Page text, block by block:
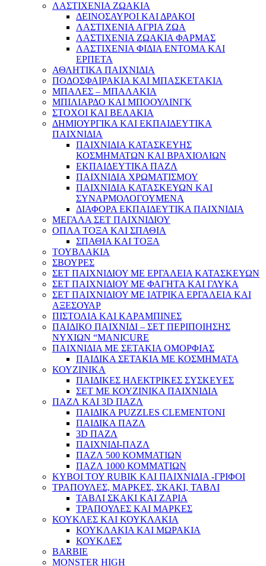
ΛΑΣΤΙΧΕΝΙΑ ΖΩΑΚΙΑ
ΔΕΙΝΟΣΑΥΡΟΙ ΚΑΙ ΔΡΑΚΟΙ
ΛΑΣΤΙΧΕΝΙΑ ΑΓΡΙΑ ΖΩΑ
ΛΑΣΤΙΧΕΝΙΑ ΖΩΑΚΙΑ ΦΑΡΜΑΣ
ΛΑΣΤΙΧΕΝΙΑ ΦΙΔΙΑ ΕΝΤΟΜΑ ΚΑΙ
ΕΡΠΕΤΑ
ΑΘΛΗΤΙΚΑ ΠΑΙΧΝΙΔΙΑ
ΠΟΔΟΣΦΑΙΡΑΚΙΑ ΚΑΙ ΜΠΑΣΚΕΤΑΚΙΑ
ΜΠΑΛΕΣ – ΜΠΑΛΑΚΙΑ
ΜΠΙΛΙΑΡΔΟ ΚΑΙ ΜΠΟΟΥΛΙΝΓΚ
ΣΤΟΧΟΙ ΚΑΙ ΒΕΛΑΚΙΑ
ΔΗΜΙΟΥΡΓΙΚΑ ΚΑΙ ΕΚΠΑΙΔΕΥΤΙΚΑ
ΠΑΙΧΝΙΔΙΑ
ΠΑΙΧΝΙΔΙΑ ΚΑΤΑΣΚΕΥΗΣ
ΚΟΣΜΗΜΑΤΩΝ ΚΑΙ ΒΡΑΧΙΟΛΙΩΝ
ΕΚΠΑΙΔΕΥΤΙΚΑ ΠΑΖΛ
ΠΑΙΧΝΙΔΙΑ ΧΡΩΜΑΤΙΣΜΟΥ
ΠΑΙΧΝΙΔΙΑ ΚΑΤΑΣΚΕΥΩΝ ΚΑΙ
ΣΥΝΑΡΜΟΛΟΓΟΥΜΕΝΑ
ΔΙΑΦΟΡΑ ΕΚΠΑΙΔΕΥΤΙΚΑ ΠΑΙΧΝΙΔΙΑ
ΜΕΓΑΛΑ ΣΕΤ ΠΑΙΧΝΙΔΙΟΥ
ΟΠΛΑ ΤΟΞΑ ΚΑΙ ΣΠΑΘΙΑ
ΣΠΑΘΙΑ ΚΑΙ ΤΟΞΑ
ΤΟΥΒΛΑΚΙΑ
ΣΒΟΥΡΕΣ
ΣΕΤ ΠΑΙΧΝΙΔΙΟΥ ΜΕ ΕΡΓΑΛΕΙΑ ΚΑΤΑΣΚΕΥΩΝ
ΣΕΤ ΠΑΙΧΝΙΔΙΟΥ ΜΕ ΦΑΓΗΤΑ ΚΑΙ ΓΛΥΚΑ
ΣΕΤ ΠΑΙΧΝΙΔΙΟΥ ΜΕ ΙΑΤΡΙΚΑ ΕΡΓΑΛΕΙΑ ΚΑΙ
ΑΞΕΣΟΥΑΡ
ΠΙΣΤΟΛΙΑ ΚΑΙ ΚΑΡΑΜΠΙΝΕΣ
ΠΑΙΔΙΚΟ ΠΑΙΧΝΙΔΙ – ΣΕΤ ΠΕΡΙΠΟΙΗΣΗΣ
ΝΥΧΙΩΝ “MANICURE
ΠΑΙΧΝΙΔΙΑ ΜΕ ΣΕΤΑΚΙΑ ΟΜΟΡΦΙΑΣ
ΠΑΙΔΙΚΑ ΣΕΤΑΚΙΑ ΜΕ ΚΟΣΜΗΜΑΤΑ
ΚΟΥΖΙΝΙΚΑ
ΠΑΙΔΙΚΕΣ ΗΛΕΚΤΡΙΚΕΣ ΣΥΣΚΕΥΕΣ
ΣΕΤ ΜΕ ΚΟΥΖΙΝΙΚΑ ΠΑΙΧΝΙΔΙΑ
ΠΑΖΛ ΚΑΙ 3D ΠΑΖΛ
ΠΑΙΔΙΚΑ PUZZLES CLEMENTONI
ΠΑΙΔΙΚΑ ΠΑΖΛ
3D ΠΑΖΛ
ΠΑΙΧΝΙΔΙ-ΠΑΖΛ
ΠΑΖΛ 500 ΚΟΜΜΑΤΙΩΝ
ΠΑΖΛ 1000 ΚΟΜΜΑΤΙΩΝ
ΚΥΒΟΙ ΤΟΥ RUBIK ΚΑΙ ΠΑΙΧΝΙΔΙΑ -ΓΡΙΦΟΙ
ΤΡΑΠΟΥΛΕΣ, ΜΑΡΚΕΣ, ΣΚΑΚΙ, ΤΑΒΛΙ
ΤΑΒΛΙ ΣΚΑΚΙ ΚΑΙ ΖΑΡΙΑ
ΤΡΑΠΟΥΛΕΣ ΚΑΙ ΜΑΡΚΕΣ
ΚΟΥΚΛΕΣ ΚΑΙ ΚΟΥΚΛΑΚΙΑ
ΚΟΥΚΛΑΚΙΑ ΚΑΙ ΜΩΡΑΚΙΑ
ΚΟΥΚΛΕΣ
BARBIE
MONSTER HIGH